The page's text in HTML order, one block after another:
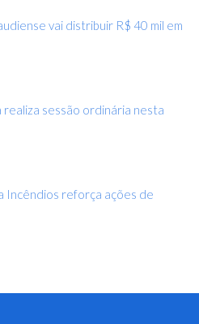
vai distribuir R$ 40 mil em
realiza sessão ordinária nesta
Incêndios reforça ações de